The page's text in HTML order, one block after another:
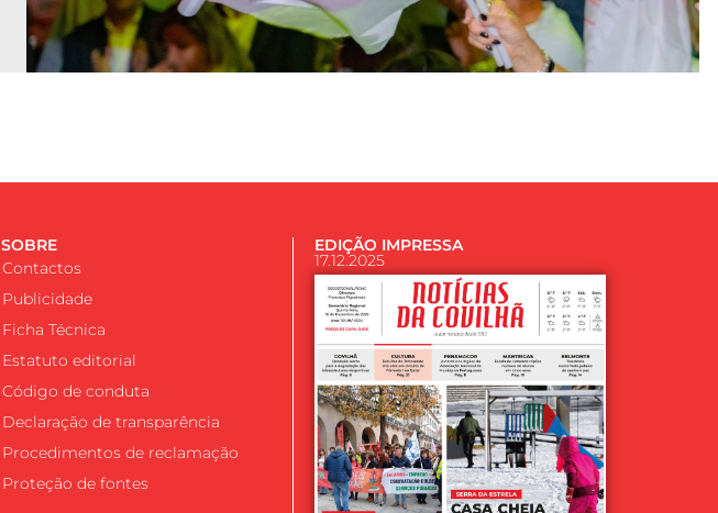
SOBRE
Contactos
Publicidade
Ficha Técnica
Estatuto editorial
Código de conduta
Declaração de transparência
Procedimentos de reclamação
Proteção de fontes
EDIÇÃO IMPRESSA
17.12.2025